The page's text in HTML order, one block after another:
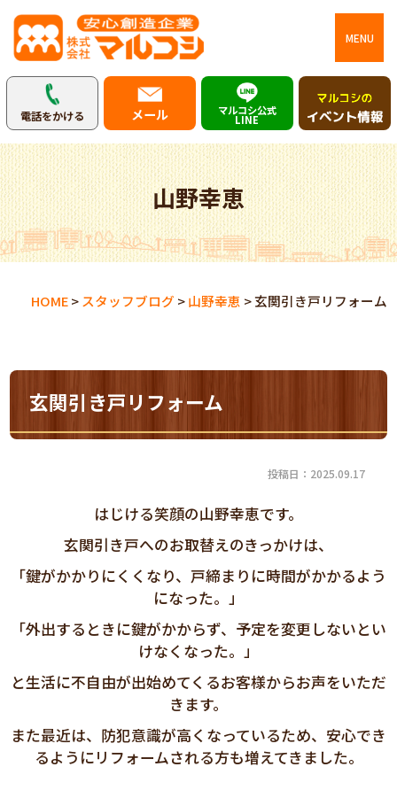
MENU
電話をかける メール マルコシ公式
LINE
山野幸恵
HOME> スタッフブログ >山野幸恵 >玄関引き戸リフォーム
玄関引き戸リフォーム
投稿日：2025.09.17
はじける笑顔の山野幸恵です。
玄関引き戸へのお取替えのきっかけは、
「鍵がかかりにくくなり、戸締まりに時間がかかるよう
になった。」
「外出するときに鍵がかからず、予定を変更しないとい
けなくなった。」
と生活に不自由が出始めてくるお客様からお声をいただ
きます。
また最近は、防犯意識が高くなっているため、安心でき
るようにリフォームされる方も増えてきました。